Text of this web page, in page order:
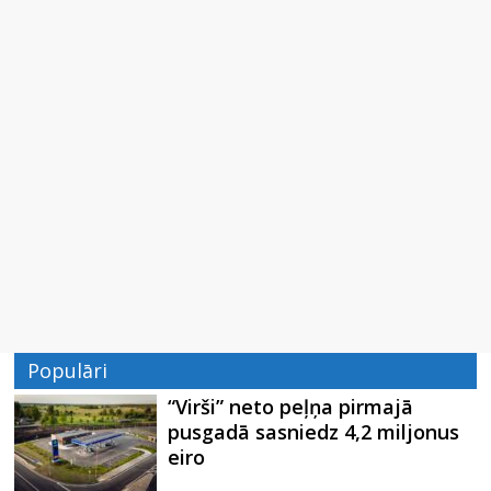
Populāri
“Virši” neto peļņa pirmajā
pusgadā sasniedz 4,2 miljonus
eiro